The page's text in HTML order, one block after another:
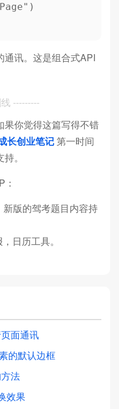
通讯。这是组合式API
---------
果你觉得这篇写得不错
长创业笔记第一时间
。
版的驾考题目内容持
日历工具。
面通讯
的默认边框
法
效果